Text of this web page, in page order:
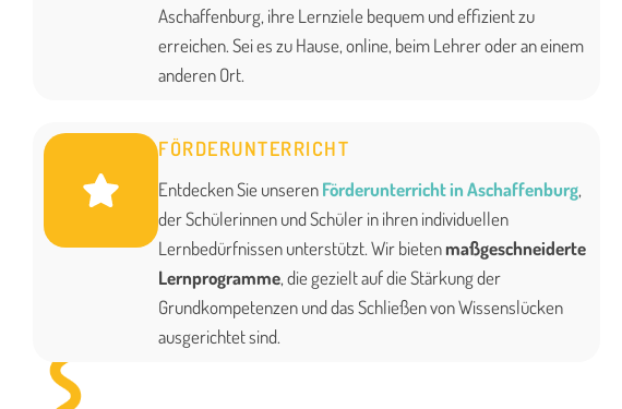
Aschaffenburg, ihre Lernziele bequem und effizient zu
erreichen. Sei es zu Hause, online, beim Lehrer oder an einem
anderen Ort.
FÖRDERUNTERRICHT
Entdecken Sie unserenFörderunterricht in Aschaffenburg,
der Schülerinnen und Schüler in ihren individuellen
Lernbedürfnissen unterstützt. Wir bietenmaßgeschneiderte
Lernprogramme, die gezielt auf die Stärkung der
Grundkompetenzen und das Schließen von Wissenslücken
ausgerichtet sind.